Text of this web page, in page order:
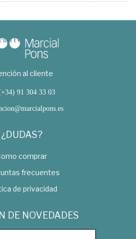
al cliente
91 304 33 03
¿DUDAS?
comprar
frecuentes
de privacidad
DE NOVEDADES